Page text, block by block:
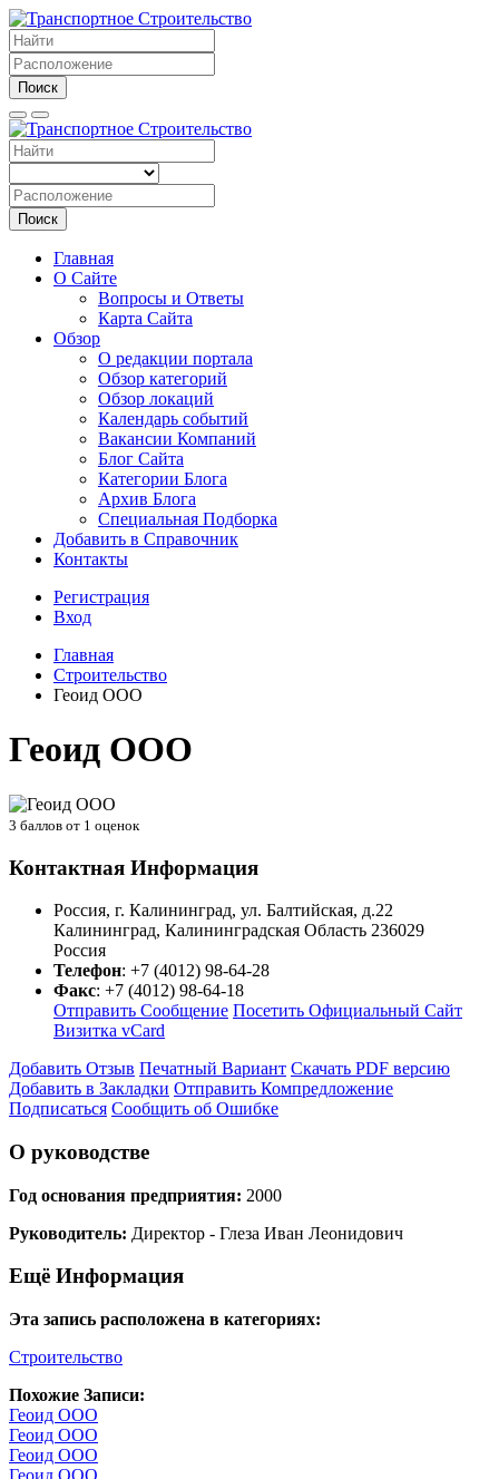
Поиск
Поиск
Главная
О Сайте
Вопросы и Ответы
Карта Сайта
Обзор
О редакции портала
Обзор категорий
Обзор локаций
Календарь событий
Вакансии Компаний
Блог Сайта
Категории Блога
Архив Блога
Специальная Подборка
Добавить в Справочник
Контакты
Регистрация
Вход
Главная
Строительство
Геоид ООО
Геоид ООО
3 баллов от 1 оценок
Контактная Информация
Россия, г. Калининград, ул. Балтийская, д.22
Калининград, Калининградская Область 236029
Россия
Телефон: +7 (4012) 98-64-28
Факс: +7 (4012) 98-64-18
Отправить Сообщение Посетить Официальный Сайт
Визитка vCard
Добавить Отзыв Печатный Вариант Скачать PDF версию
Добавить в Закладки Отправить Компредложение
Подписаться Сообщить об Ошибке
О руководстве
Год основания предприятия: 2000
Руководитель: Директор - Глеза Иван Леонидович
Ещё Информация
Эта запись расположена в категориях:
Строительство
Похожие Записи:
Геоид ООО
Геоид ООО
Геоид ООО